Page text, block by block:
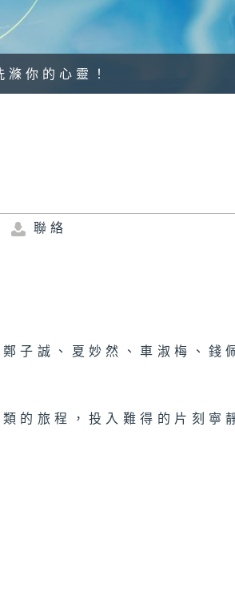
你的心靈！
聯絡
子誠、夏妙然、車淑梅、錢
的旅程，投入難得的片刻寧